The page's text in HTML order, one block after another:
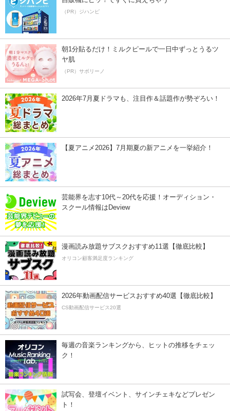
（PR）ジハンピ
朝1分貼るだけ！ミルクピールで一日中ずっとうるツ
ヤ肌
（PR）サボリーノ
2026年7月夏ドラマも、注目作＆話題作が勢ぞろい！
【夏アニメ2026】7月期夏の新アニメを一挙紹介！
芸能界を志す10代～20代を応援！オーディション・
スクール情報はDeview
漫画読み放題サブスクおすすめ11選【徹底比較】
オリコン顧客満足度ランキング
2026年動画配信サービスおすすめ40選【徹底比較】
CS動画配信サービス20選
毎週の音楽ランキングから、ヒットの推移をチェッ
ク！
試写会、登壇イベント、サインチェキなどプレゼン
ト！